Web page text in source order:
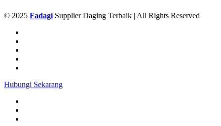
© 2025 Fadagi Supplier Daging Terbaik | All Rights Reserved
Hubungi Sekarang